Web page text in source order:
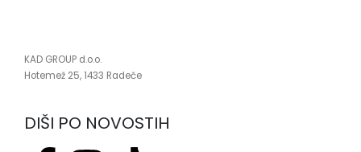
KAD GROUP d.o.o.
Hotemež 25, 1433 Radeče
DIŠI PO NOVOSTIH